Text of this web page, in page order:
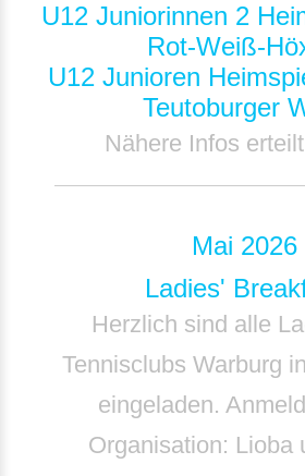
U12 Juniorinnen 2
Rot-Weiß-
U12 Junioren
Teutoburger
Nähere Infos
Mai 2026
Ladies'
Herzlich sind alle
Tennisclubs Warburg
eingeladen.
Organisation: Lioba